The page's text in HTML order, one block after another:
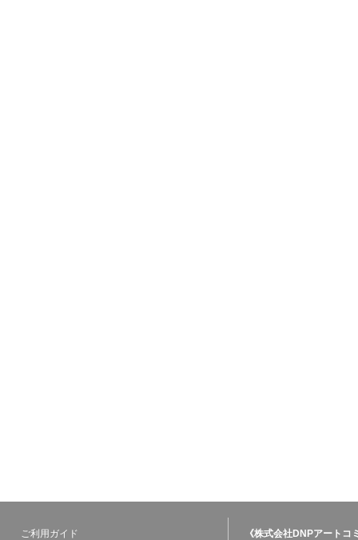
ご利用ガイド
《株式会社DNPアート